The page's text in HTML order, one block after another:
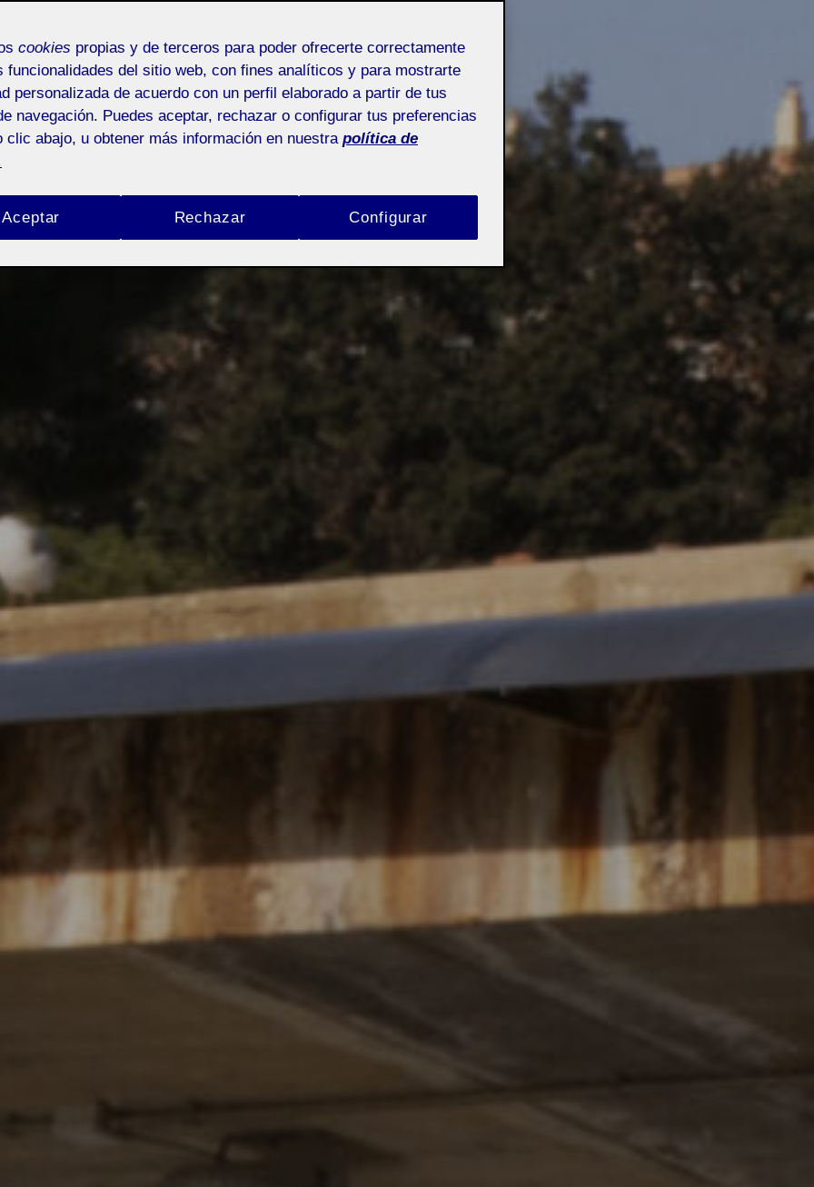
cookies propias y de terceros para poder ofrecerte correctamente
funcionalidades del sitio web, con fines analíticos y para mostrarte
personalizada de acuerdo con un perfil elaborado a partir de tus
navegación. Puedes aceptar, rechazar o configurar tus preferencias
clic abajo, u obtener más información en nuestra política de
Rechazar
Aceptar Configurar